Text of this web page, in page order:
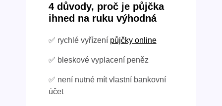
4 důvody, proč je půjčka
ihned na ruku výhodná
✅ rychlé vyřízení půjčky online
✅ bleskové vyplacení peněz
✅ není nutné mít vlastní bankovní
účet